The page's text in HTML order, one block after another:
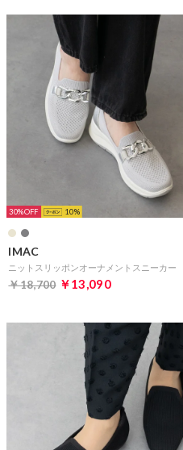
30% 10
IMAC
￥18,700 ￥13,090